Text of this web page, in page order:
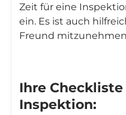
Zeit für eine
ein. Es ist auch
Freund
Ihre
Inspektion: